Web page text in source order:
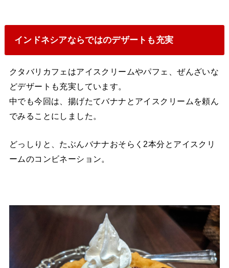
インドネシアならではのデザートも充実
クタバリカフェはアイスクリームやパフェ、ぜんざいな
どデザートも充実しています。
中でも今回は、揚げたてバナナとアイスクリームを頼ん
でみることにしました。
どっしりと、たぶんバナナおそらく2本分とアイスクリ
ームのコンビネーション。